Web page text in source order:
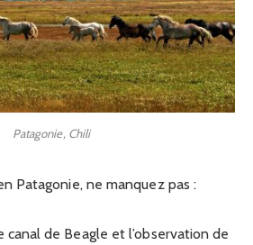
Patagonie, Chili
Patagonie, ne manquez pas :
canal de Beagle et l’observation de